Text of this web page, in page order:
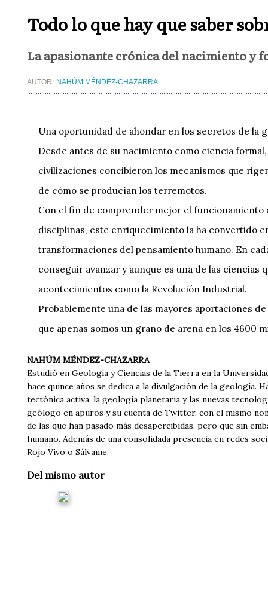
Todo lo que hay que saber
La apasionante crónica del nacimiento y
AUTOR: NAHÚM MÉNDEZ-CHAZARRA
Una oportunidad de ahondar en los secretos de la
Desde antes de su nacimiento como ciencia
civilizaciones concibieron los mecanismos que
de cómo se producían los terremotos.
Con el fin de comprender mejor el funcionamiento
disciplinas, este enriquecimiento la ha convertido
transformaciones del pensamiento humano. En
conseguir avanzar y aunque es una de las
acontecimientos como la Revolución Industrial.
Probablemente una de las mayores aportaciones
que apenas somos un grano de arena en los 4600
NAHÚM MÉNDEZ-CHAZARRA
Estudió en Geología y Ciencias de la Tierra en la
hace quince años se dedica a la divulgación de la geología.
tectónica activa, la geología planetaria y las nuevas
geólogo en apuros y su cuenta de Twitter, con el mismo
de las que han pasado más desapercibidas, pero que sin
humano. Además de una consolidada presencia en redes
Rojo Vivo o Sálvame.
Del mismo autor